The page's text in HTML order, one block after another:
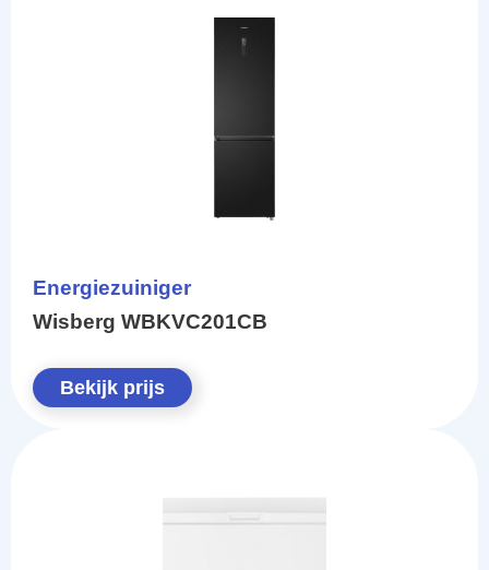
Energiezuiniger
Wisberg WBKVC201CB
Bekijk prijs